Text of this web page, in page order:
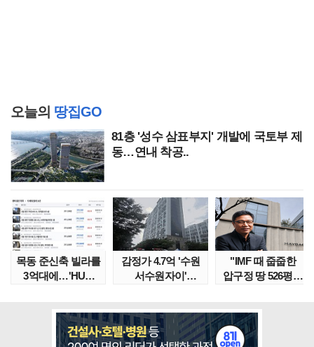
오늘의 땅집GO
81층 '성수 삼표부지' 개발에 국토부 제
동…연내 착공..
목동 준신축 빌라를
3억대에…'HUG
감정가 4.7억 '수원
서수원자이'
"IMF 때 줍줍한
압구정 땅 526평의